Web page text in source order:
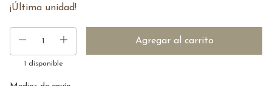
¡Última unidad!
1 disponible